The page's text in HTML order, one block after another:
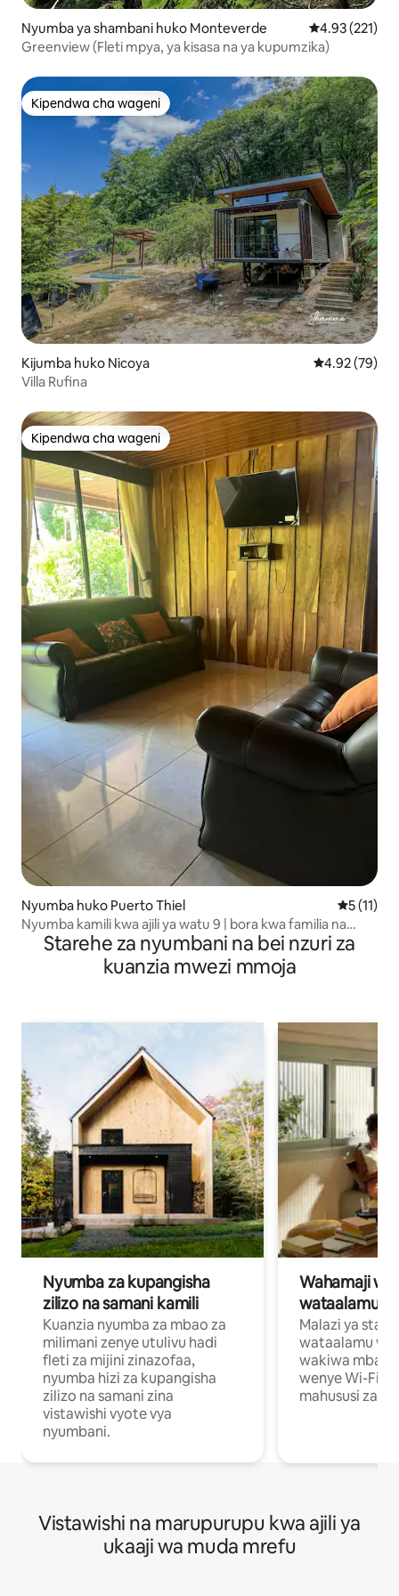
Nyumba ya shambani huko Monteverde Ukadiriaji wa
4.93 (221)
Greenview (Fleti mpya, ya kisasa na ya kupumzika)
Kipendwa cha wageni
Kipendwa cha wageni
Kijumba huko Nicoya Ukadiriaji wa
4.92 (79)
Villa Rufina
Kipendwa cha wageni
Kipendwa cha wageni
Nyumba huko Puerto Thiel Ukadiriaji
5 (11)
Nyumba kamili kwa ajili ya watu 9 | bora kwa familia na
makundi
Starehe za nyumbani na bei nzuri za
kuanzia mwezi mmoja
Nyumba za kupangisha
zilizo na samani kamili
Kuanzia nyumba za mbao za
milimani zenye utulivu hadi
fleti za mijini zinazofaa,
nyumba hizi za kupangisha
zilizo na samani zina
vistawishi vyote vya
nyumbani.
Wahamaji
wataalamu
Malazi ya
wataalamu
wakiwa mbali
wenye Wi-Fi
mahususi za
Vistawishi na marupurupu kwa ajili ya
ukaaji wa muda mrefu